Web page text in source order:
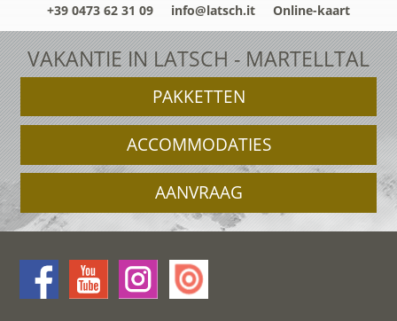
+39 0473 62 31 09 info@latsch.it Online-kaart
VAKANTIE IN LATSCH - MARTELLTAL
PAKKETTEN
ACCOMMODATIES
AANVRAAG